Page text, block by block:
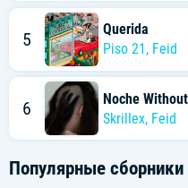
5
Querida
Piso 21 , Feid
6
Noche
Skrillex, Feid
Популярные сборники